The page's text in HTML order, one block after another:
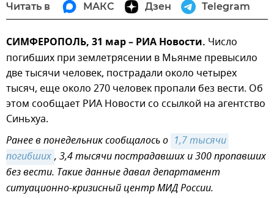
Читать в МАКС Дзен Telegram
СИМФЕРОПОЛЬ, 31 мар – РИА Новости. Число
погибших при землетрясении в Мьянме превысило
две тысячи человек, пострадали около четырех
тысяч, еще около 270 человек пропали без вести. Об
этом сообщает РИА Новости со ссылкой на агентство
Синьхуа.
Ранее в понедельник сообщалось о 1,7 тысячи
погибших, 3,4 тысячи пострадавших и 300 пропавших
без вести. Такие данные давал департамент
ситуационно-кризисный центр МИД России.